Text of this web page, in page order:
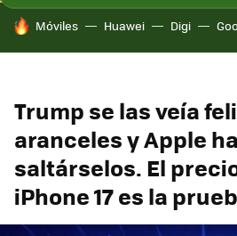
HOY SE HABLA DE
Móviles Huawei Digi
Trump se las veía
aranceles y Apple
saltárselos. El
iPhone 17 es la